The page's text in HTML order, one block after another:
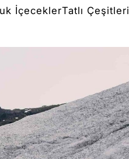
İçeceklerTatlı Çeşitleri